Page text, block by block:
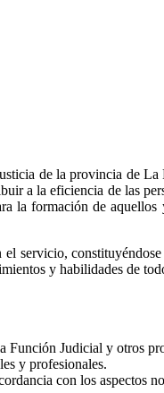
de la provincia de
a la eficiencia de las
la formación de aquellos
servicio,
y habilidades de
Función Judicial y otros
y profesionales.
con los aspectos